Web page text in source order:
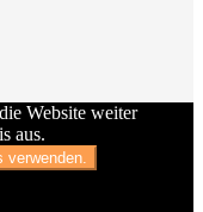
Website weiter
aus.
verwenden.